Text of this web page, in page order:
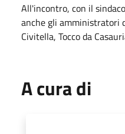
All'incontro, con il
anche gli amministratori
Civitella, Tocco da
A cura di